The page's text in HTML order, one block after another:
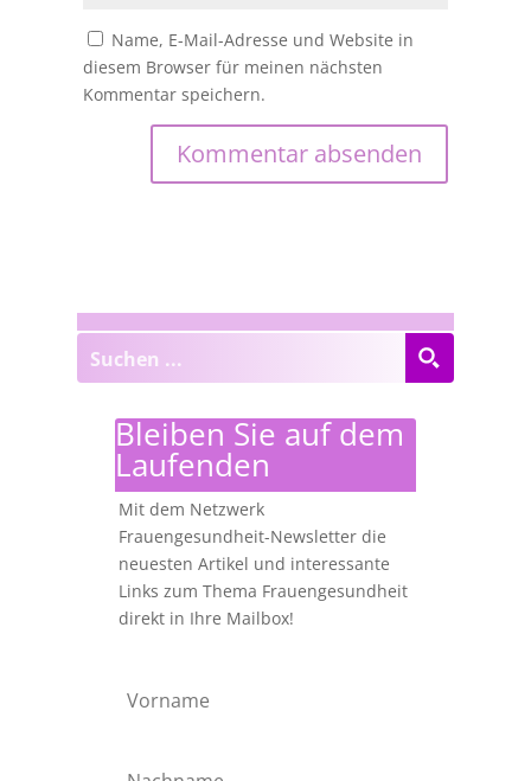
Name, E-Mail-Adresse und Website in
diesem Browser für meinen nächsten
Kommentar speichern.
Bleiben Sie auf dem
Laufenden
Mit dem Netzwerk
Frauengesundheit-Newsletter die
neuesten Artikel und interessante
Links zum Thema Frauengesundheit
direkt in Ihre Mailbox!